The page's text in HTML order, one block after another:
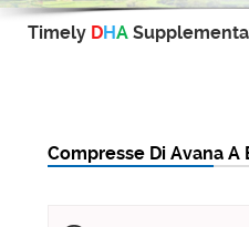
Timely DHA
Compresse Di Avana